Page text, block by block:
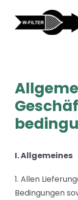
Inhalt
I. Allgemeines
1. Allen
Bedingungen